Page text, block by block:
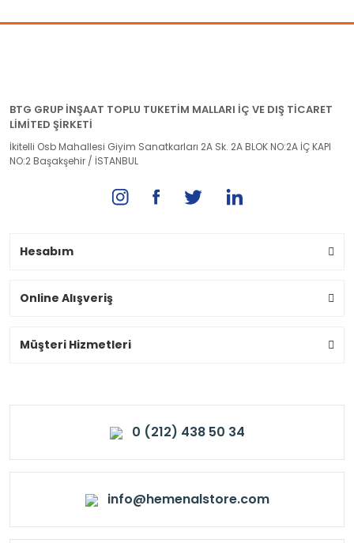
BTG GRUP İNŞAAT TOPLU TUKETİM MALLARI İÇ VE DIŞ TİCARET
LİMİTED ŞİRKETİ
İkitelli Osb Mahallesi Giyim Sanatkarları 2A Sk. 2A BLOK NO:2A İÇ KAPI
NO:2 Başakşehir / İSTANBUL
Hesabım
Online Alışveriş
Müşteri Hizmetleri
0 (212) 438 50 34
info@hemenalstore.com